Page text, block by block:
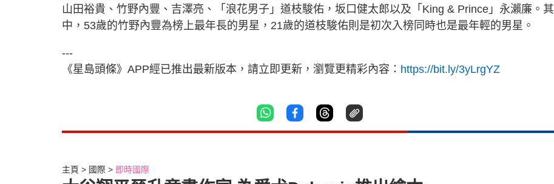
山田裕貴、竹野內豐、吉澤亮、「浪花男子」道枝駿佑，坂口健太郎以及「King & Prince」永瀨廉。其
中，53歲的竹野內豐為榜上最年長的男星，21歲的道枝駿佑則是初次入榜同時也是最年輕的男星。
---
《星島頭條》APP經已推出最新版本，請立即更新，瀏覽更精彩內容： https://bit.ly/3yLrgYZ
主頁 國際 即時國際